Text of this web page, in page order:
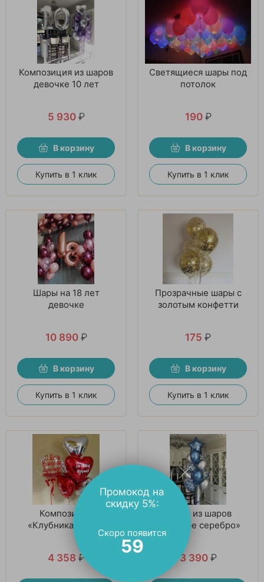
Композиция из шаров
девочке 10 лет
5 930 ₽
В корзину
Купить в 1 клик
Светящиеся шары под
потолок
190 ₽
В корзину
Купить в 1 клик
Шары на 18 лет
девочке
10 890 ₽
В корзину
Купить в 1 клик
Прозрачные шары с
золотым конфетти
175 ₽
В корзину
Купить в 1 клик
Композиция
«Клубника и лед»
4 358 ₽
Букет из шаров
«Голубое серебро»
3 390 ₽
Промокод на
скидку 5%:
Скоро появится
58